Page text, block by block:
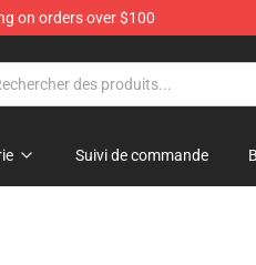
on orders over $100
Suivi de commande